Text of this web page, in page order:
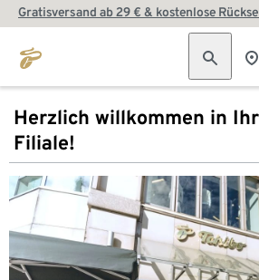
Gratisversand ab 29 € & kostenlose
Herzlich willkommen in
Filiale!